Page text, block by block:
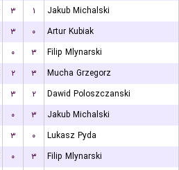
۳ ۱
Jakub Michalski
۳ ۰
Artur Kubiak
۰ ۳
Filip Mlynarski
۲ ۳
Mucha Grzegorz
۳ ۲
Dawid Poloszczanski
۰ ۳
Jakub Michalski
۳ ۰
Lukasz Pyda
۰ ۳
Filip Mlynarski